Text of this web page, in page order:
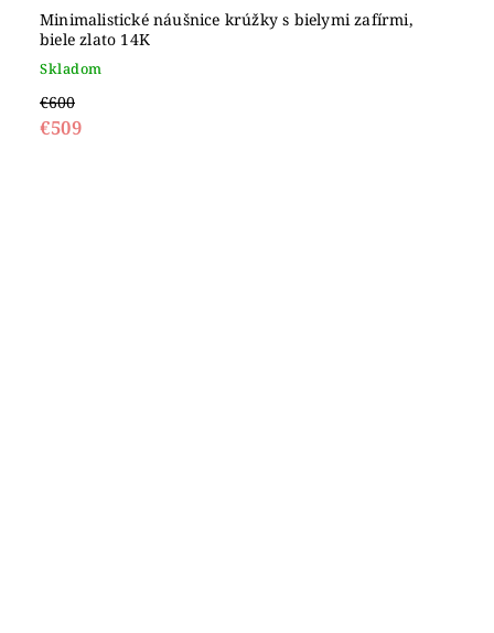
Minimalistické náušnice krúžky s bielymi zafírmi,
biele zlato 14K
Skladom
€600
€509